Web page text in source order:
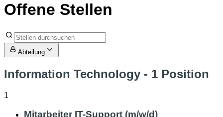
Offene Stellen
Abteilung
Information Technology - 1 Position
1
Mitarbeiter IT-Support (m/w/d)